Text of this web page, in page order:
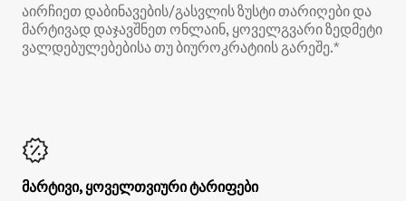
აირჩიეთ დაბინავების/გასვლის ზუსტი თარიღები და
მარტივად დაჯავშნეთ ონლაინ, ყოველგვარი ზედმეტი
ვალდებულებებისა თუ ბიუროკრატიის გარეშე.*
მარტივი, ყოველთვიური ტარიფები